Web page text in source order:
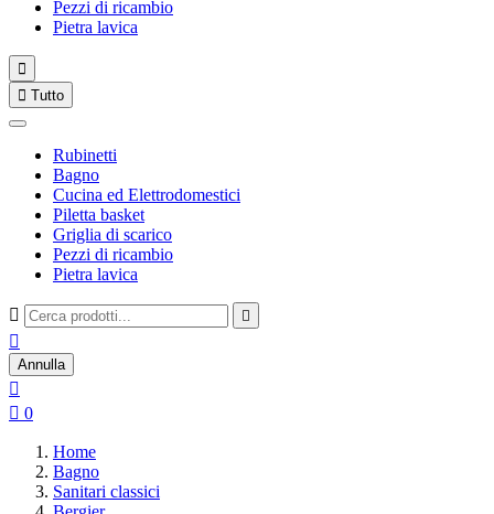
Pezzi di ricambio
Pietra lavica

 Tutto
Rubinetti
Bagno
Cucina ed Elettrodomestici
Piletta basket
Griglia di scarico
Pezzi di ricambio
Pietra lavica
 

Annulla

 0
Home
Bagno
Sanitari classici